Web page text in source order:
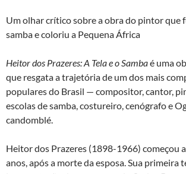
Um olhar crítico sobre a obra do pintor que
samba e coloriu a Pequena África
Heitor dos Prazeres: A Tela e o Sambaé uma
que resgata a trajetória de um dos mais
populares do Brasil — compositor, cantor,
escolas de samba, costureiro, cenógrafo e
candomblé.
Heitor dos Prazeres (1898-1966) começou
anos, após a morte da esposa. Sua primeira